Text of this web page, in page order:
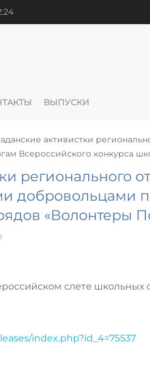
ВЫПУСКИ
активистки
Всероссийского конкурса
регионального
добровольцами
«Волонтеры
слете
index.php?id_4=75537